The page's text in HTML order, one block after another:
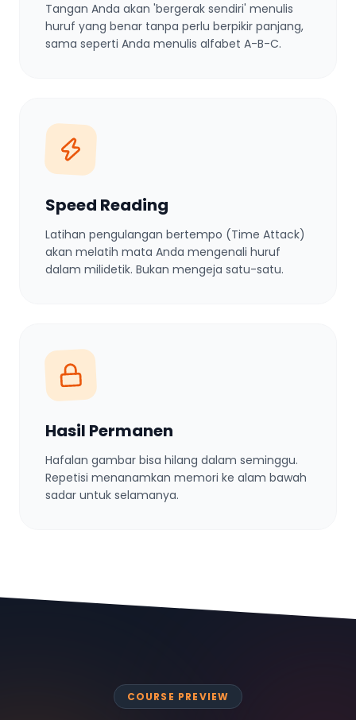
Tangan Anda akan 'bergerak sendiri' menulis
huruf yang benar tanpa perlu berpikir panjang,
sama seperti Anda menulis alfabet A-B-C.
Speed Reading
Latihan pengulangan bertempo (Time Attack)
akan melatih mata Anda mengenali huruf
dalam milidetik. Bukan mengeja satu-satu.
Hasil Permanen
Hafalan gambar bisa hilang dalam seminggu.
Repetisi menanamkan memori ke alam bawah
sadar untuk selamanya.
COURSE PREVIEW